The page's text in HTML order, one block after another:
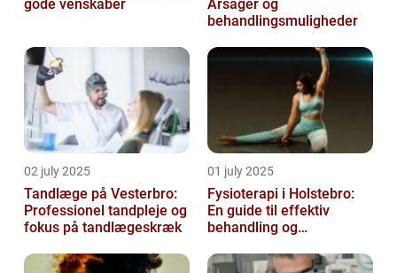
gode venskaber
Årsager og
behandlingsmuligheder
02 july 2025
Tandlæge på Vesterbro:
Professionel tandpleje og
fokus på tandlægeskræk
01 july 2025
Fysioterapi i Holstebro:
En guide til effektiv
behandling og